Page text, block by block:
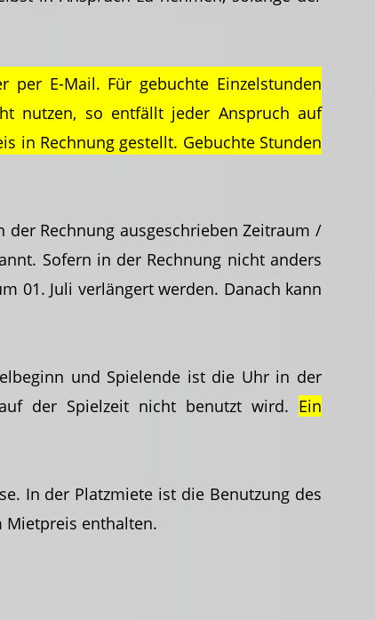
per E-Mail. Für gebuchte Einzelstunden
nutzen, so entfällt jeder Anspruch auf
in Rechnung gestellt. Gebuchte Stunden
Rechnung ausgeschrieben Zeitraum /
Sofern in der Rechnung nicht anders
01. Juli verlängert werden. Danach kann
und Spielende ist die Uhr in der
der Spielzeit nicht benutzt wird. Ein
In der Platzmiete ist die Benutzung des
Mietpreis enthalten.